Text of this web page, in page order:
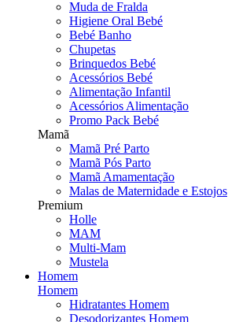
Muda de Fralda
Higiene Oral Bebé
Bebé Banho
Chupetas
Brinquedos Bebé
Acessórios Bebé
Alimentação Infantil
Acessórios Alimentação
Promo Pack Bebé
Mamã
Mamã Pré Parto
Mamã Pós Parto
Mamã Amamentação
Malas de Maternidade e Estojos
Premium
Holle
MAM
Multi-Mam
Mustela
Homem
Homem
Hidratantes Homem
Desodorizantes Homem